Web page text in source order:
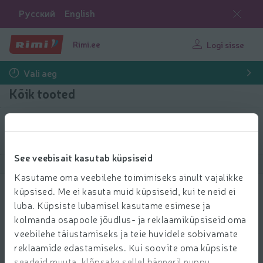
See veebisait kasutab küpsiseid
Kasutame oma veebilehe toimimiseks ainult vajalikke
küpsised. Me ei kasuta muid küpsiseid, kui te neid ei
luba. Küpsiste lubamisel kasutame esimese ja
kolmanda osapoole jõudlus- ja reklaamiküpsiseid oma
veebilehe täiustamiseks ja teie huvidele sobivamate
reklaamide edastamiseks. Kui soovite oma küpsiste
Русский English
Rimi.ee Logi sisse
Vali aeg
Kõik tooted
Filtreeri tooteid
Näita tooteid
Kassisööt One Adult kanaga 4x85g
1.99 € per tk
1 99
€/tk Tavahind: 2,99 €
2,99€
Hind ühiku kohta: 5,85 €/kg
5,85 €/kg
Lisa ostukorvi